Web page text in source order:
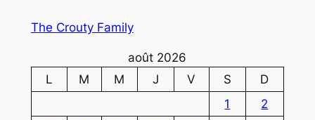
The Crouty Family
août 2026
L
M M J V S
D
1
2